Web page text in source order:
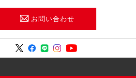
お問い合わせ